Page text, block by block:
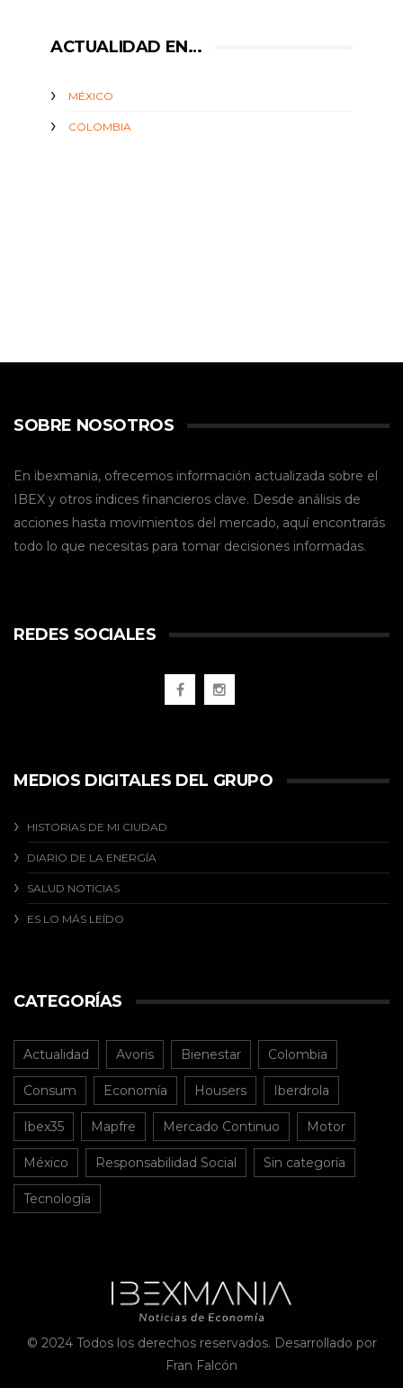
ACTUALIDAD EN…
MÉXICO
COLOMBIA
SOBRE NOSOTROS
En ibexmania, ofrecemos información actualizada sobre el
IBEX y otros índices financieros clave. Desde análisis de
acciones hasta movimientos del mercado, aquí encontrarás
todo lo que necesitas para tomar decisiones informadas.
REDES SOCIALES
MEDIOS DIGITALES DEL GRUPO
HISTORIAS DE MI CIUDAD
DIARIO DE LA ENERGÍA
SALUD NOTICIAS
ES LO MÁS LEÍDO
CATEGORÍAS
Actualidad Avoris Bienestar Colombia
Consum Economía Housers Iberdrola
Ibex35 Mapfre Mercado Continuo Motor
México Responsabilidad Social Sin categoría
Tecnología
© 2024 Todos los derechos reservados. Desarrollado por
Fran Falcón